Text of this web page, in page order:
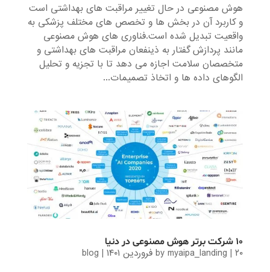
هوش مصنوعی در حال تغییر مراقبت های بهداشتی است
و کاربرد آن در بخش ها و تخصص های مختلف پزشکی به
واقعیت تبدیل شده است.فناوری های هوش مصنوعی
مانند پردازش گفتار به ذینفعان مراقبت های بهداشتی و
متخصصان سلامت اجازه می دهد تا با تجزیه و تحلیل
الگوهای داده ها و اتخاذ تصمیمات...
۱۰ شرکت برتر هوش مصنوعی در دنیا
bymyaipa_landing |۲۰ فروردین ۱۴۰۱ |
blog